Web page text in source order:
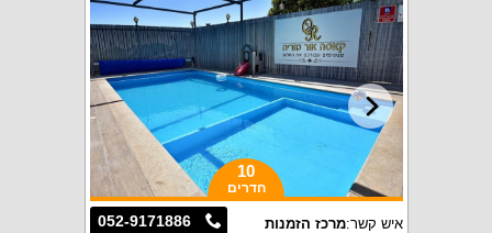
10
חדרים
052-9171886 איש קשר:מרכז הזמנות